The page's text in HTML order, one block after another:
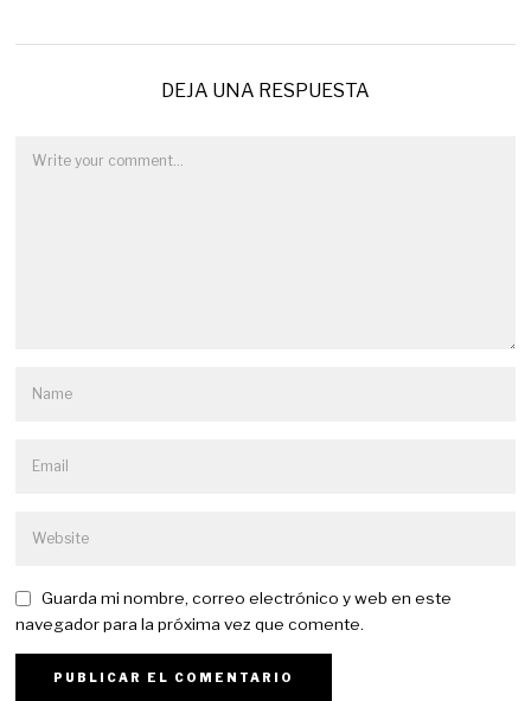
DEJA UNA RESPUESTA
Guarda mi nombre, correo electrónico y web en este
navegador para la próxima vez que comente.